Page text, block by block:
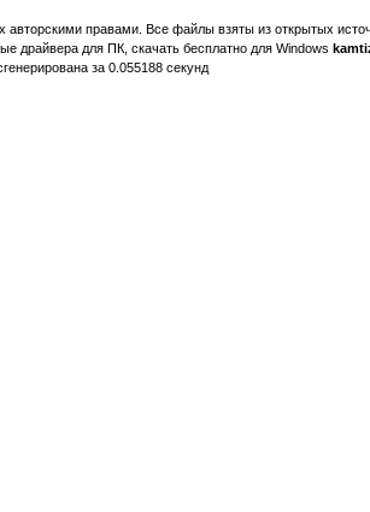
правами. Все файлы взяты из открытых
драйвера для ПК, скачать бесплатно для Windows
за 0.055188 секунд